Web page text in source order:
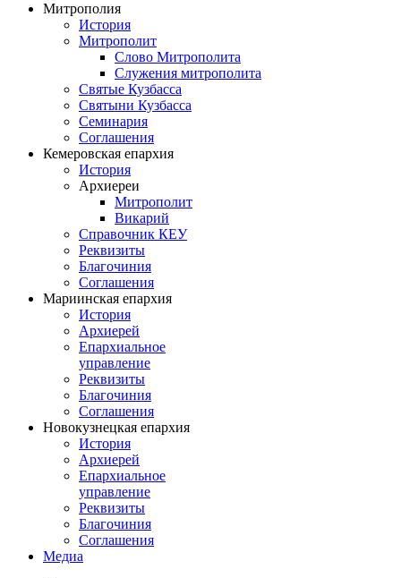
Митрополия
История
Митрополит
Слово Митрополита
Служения митрополита
Святые Кузбасса
Святыни Кузбасса
Семинария
Соглашения
Кемеровская епархия
История
Архиереи
Митрополит
Викарий
Справочник КЕУ
Реквизиты
Благочиния
Соглашения
Мариинская епархия
История
Архиерей
Епархиальное
управление
Реквизиты
Благочиния
Соглашения
Новокузнецкая епархия
История
Архиерей
Епархиальное
управление
Реквизиты
Благочиния
Соглашения
Медиа